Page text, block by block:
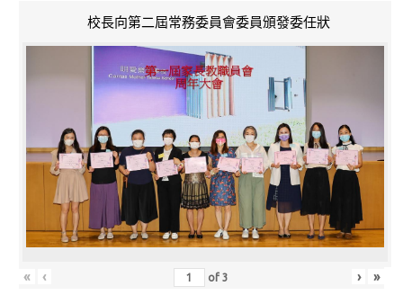
校長向第二屆常務委員會委員頒發委任狀
« ‹ of3 › »